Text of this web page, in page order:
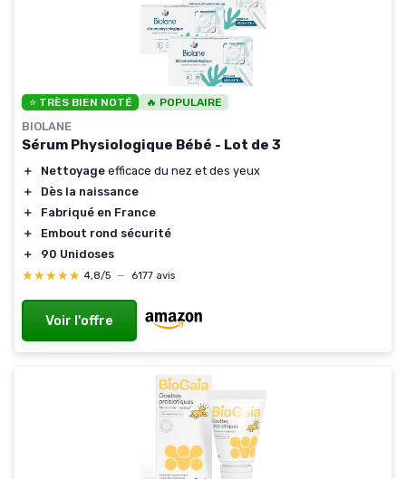
⭐ TRÈS BIEN NOTÉ 🔥 POPULAIRE
BIOLANE
Sérum Physiologique Bébé - Lot de 3
＋ Nettoyage efficace du nez et des yeux
＋
Dès la naissance
＋
Fabriqué en France
＋
Embout rond sécurité
＋
90 Unidoses
★★★★★
★★★★★ 4,8/5 — 6177 avis
Voir l'offre